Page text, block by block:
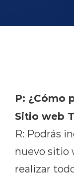
P: ¿Cómo
Sitio web
R: Podrás
nuevo sitio
realizar